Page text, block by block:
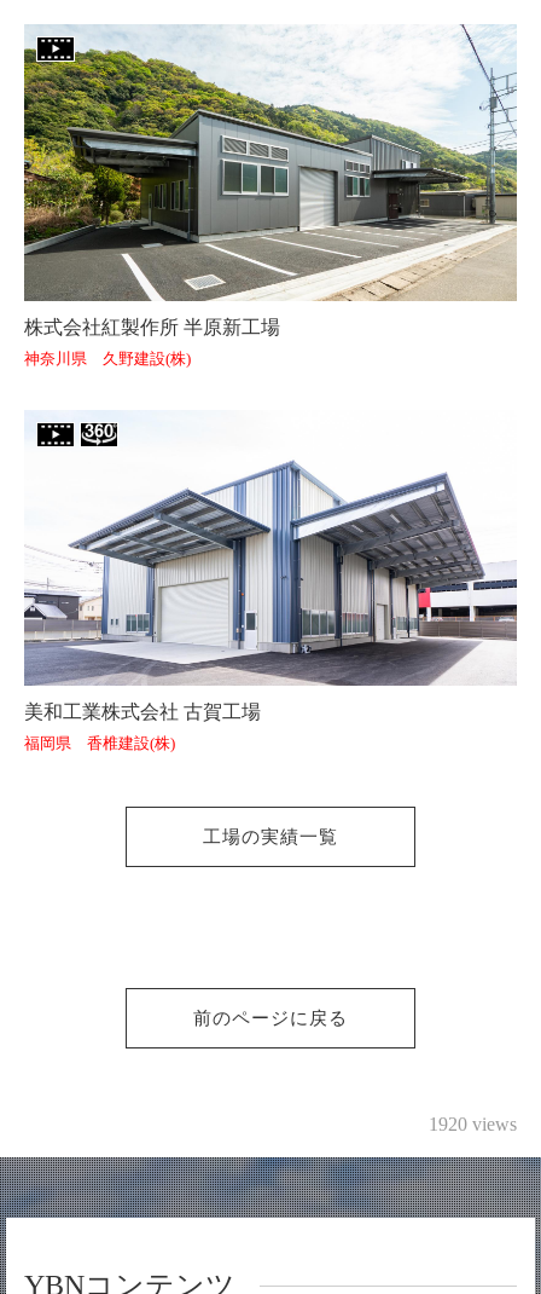
株式会社紅製作所 半原新工場
神奈川県 久野建設(株)
美和工業株式会社 古賀工場
福岡県 香椎建設(株)
工場の実績一覧
前のページに戻る
1920 views
YBNコンテンツ